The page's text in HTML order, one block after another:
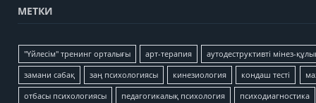
МЕТКИ
"Үйлесім" тренинг орталығы арт-терапия аутодеструктивті мінез-
замани сабақ заң психологиясы кинезиология кондаш тесті
отбасы психологиясы педагогикалық психология психодиагностика